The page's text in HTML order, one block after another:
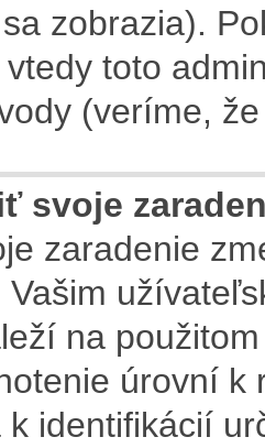
zobrazia).
toto
(veríme,
svoje
zaradenie
na
úrovní k
identifikácií